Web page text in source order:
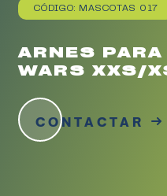
CÓDIGO: MASCOTAS 017
ARNES
WARS XXS/
CONTACTAR